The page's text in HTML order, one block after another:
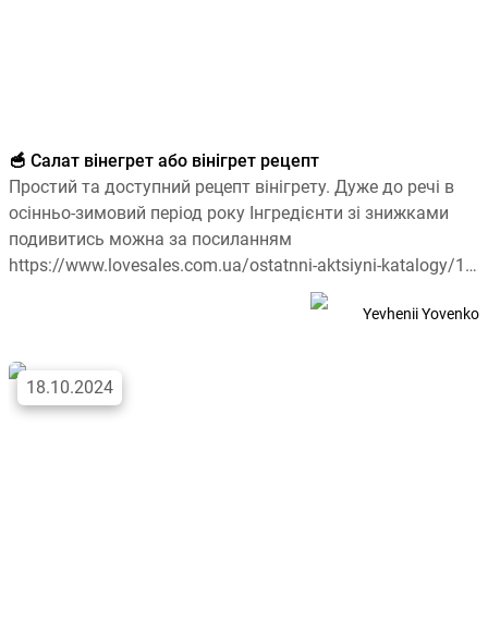
🥣 Салат вінегрет або вінігрет рецепт
Простий та доступний рецепт вінігрету. Дуже до речі в
осінньо-зимовий період року Інгредієнти зі знижками
подивитись можна за посиланням
https://www.lovesales.com.ua/ostatnni-aktsiyni-katalogy/1?
category=produkty: 2 картоплини1 морква1 буряк1
Yevhenii Yovenko
18.10.2024